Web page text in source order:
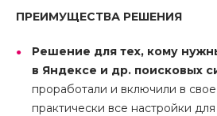
ПРЕИМУЩЕСТВА РЕШЕНИЯ
Решение для тех, кому
в Яндексе и др. поисковых
проработали и включили в
практически все настройки